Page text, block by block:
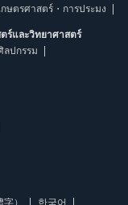
กษตรศาสตร์・การประมง
ร์และวิทยาศาสตร์
ลปกรรม
） 한국어